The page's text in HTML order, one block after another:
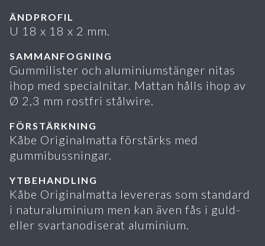
ÄNDPROFIL
U 18 x 18 x 2 mm.
SAMMANFOGNING
Gummilister och aluminiumstänger nitas
ihop med specialnitar. Mattan hålls ihop av
Ø 2,3 mm rostfri stålwire.
FÖRSTÄRKNING
Kåbe Originalmatta förstärks med
gummibussningar.
YTBEHANDLING
Kåbe Originalmatta levereras som standard
i naturaluminium men kan även fås i guld-
eller svartanodiserat aluminium.